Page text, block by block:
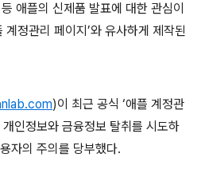
애플의 신제품 발표에 대한 관심이
계정관리 페이지’와 유사하게 제작된
)이 최근 공식 ‘애플 계정관
인정보와 금융정보 탈취를 시도하
자의 주의를 당부했다.